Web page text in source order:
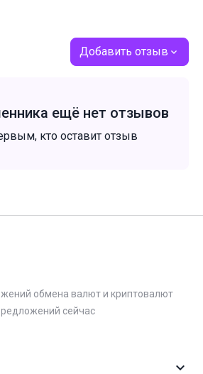
Добавить отзыв
ещё нет отзывов
кто оставит отзыв
обмена валют и криптовалют
сейчас